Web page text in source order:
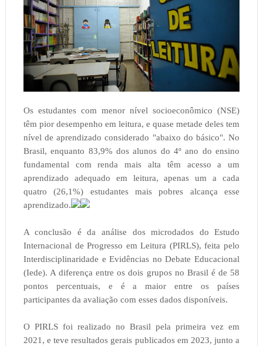
Os estudantes com menor nível socioeconômico (NSE)
têm pior desempenho em leitura, e quase metade deles tem
nível de aprendizado considerado "abaixo do básico". No
Brasil, enquanto 83,9% dos alunos do 4º ano do ensino
fundamental com renda mais alta têm acesso a um
aprendizado adequado em leitura, apenas um a cada
quatro (26,1%) estudantes mais pobres alcança esse
aprendizado.
A conclusão é da análise dos microdados do Estudo
Internacional de Progresso em Leitura (PIRLS), feita pelo
Interdisciplinaridade e Evidências no Debate Educacional
(Iede). A diferença entre os dois grupos no Brasil é de 58
pontos percentuais, e é a maior entre os países
participantes da avaliação com esses dados disponíveis.
O PIRLS foi realizado no Brasil pela primeira vez em
2021, e teve resultados gerais publicados em 2023, junto a